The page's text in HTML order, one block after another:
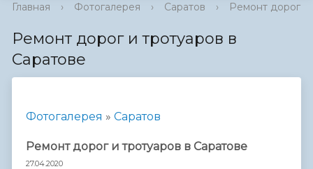
Главная › Фотогалерея › Саратов › Ремонт дорог и
Ремонт дорог и тротуаров в
Саратове
Фотогалерея » Саратов
Ремонт дорог и тротуаров в Саратове
27.04.2020